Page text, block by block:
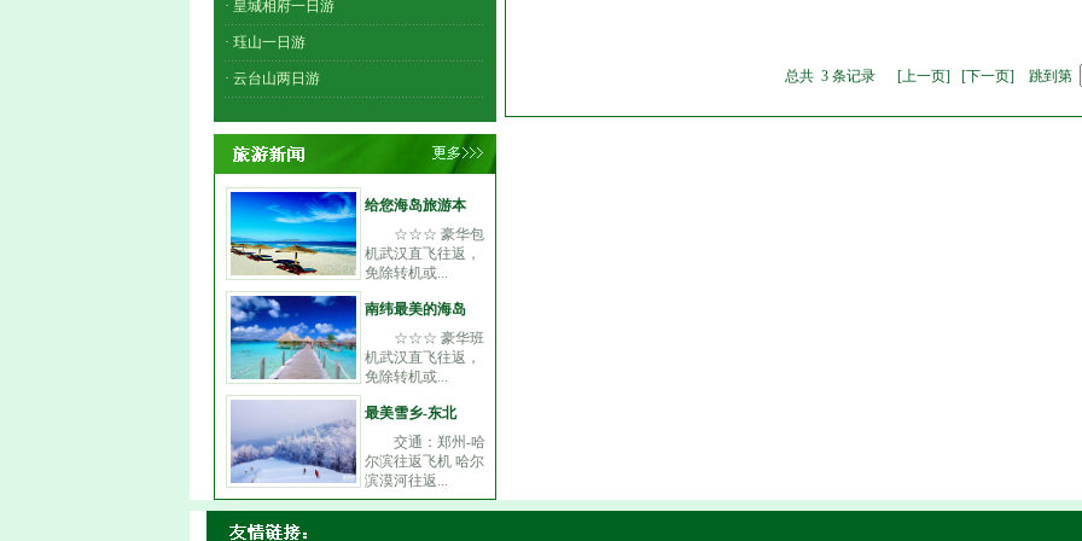
· 皇城相府一日游
· 珏山一日游
· 云台山两日游
给您海岛旅游本
☆☆☆ 豪华包
机武汉直飞往返，
免除转机或...
南纬最美的海岛
☆☆☆ 豪华班
机武汉直飞往返，
免除转机或...
最美雪乡-东北
交通：郑州-哈
尔滨往返飞机 哈尔
滨漠河往返...
总共 3 条记录 [上一页] [下一页] 跳到第